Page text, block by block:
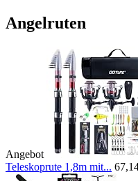
Angelruten
Angebot
Teleskoprute 1,8m mit...